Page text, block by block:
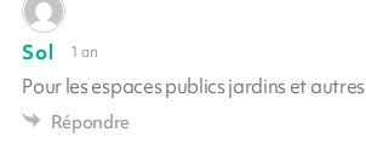
Sol 1 an
Pour les espaces publics jardins et autres
Répondre